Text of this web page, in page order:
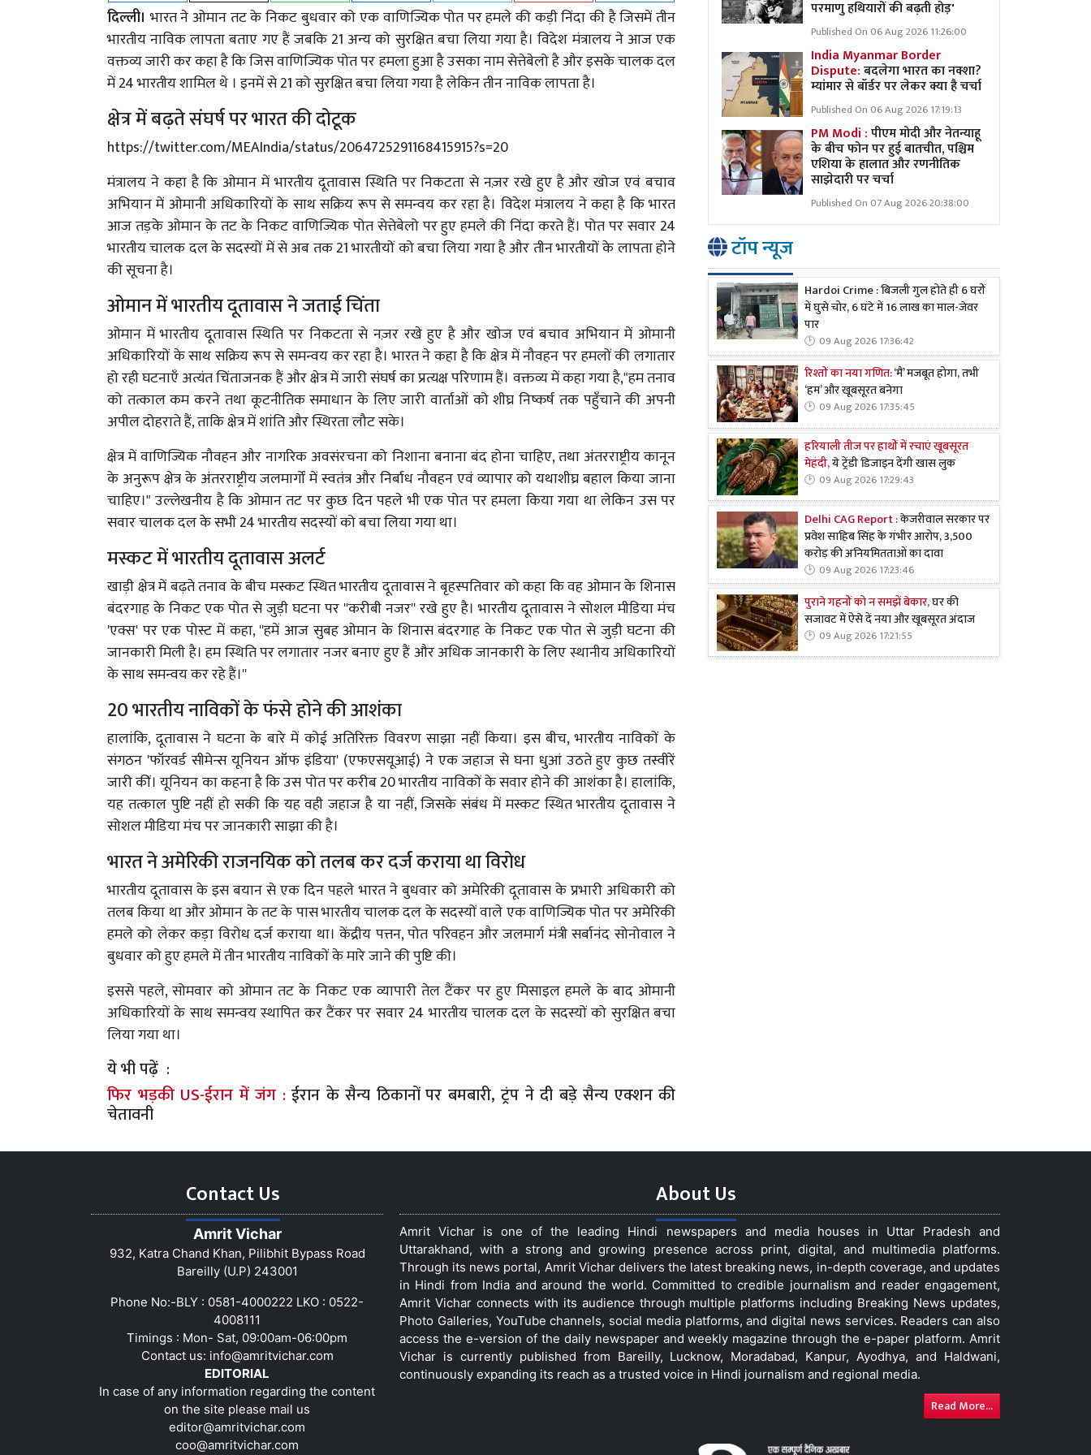
दिल्ली।भारत ने ओमान तट के निकट बुधवार को एक वाणिज्यिक पोत पर हमले की कड़ी निंदा की है जिसमें तीन
भारतीय नाविक लापता बताए गए हैं जबकि 21 अन्य को सुरक्षित बचा लिया गया है। विदेश मंत्रालय ने आज एक
वक्तव्य जारी कर कहा है कि जिस वाणिज्यिक पोत पर हमला हुआ है उसका नाम सेत्तेबेलो है और इसके चालक दल
में 24 भारतीय शामिल थे । इनमें से 21 को सुरक्षित बचा लिया गया है लेकिन तीन नाविक लापता है।
क्षेत्र में बढ़ते संघर्ष पर भारत की दोटूक
https://twitter.com/MEAIndia/status/2064725291168415915?s=20
मंत्रालय ने कहा है कि ओमान में भारतीय दूतावास स्थिति पर निकटता से नज़र रखे हुए है और खोज एवं बचाव
अभियान में ओमानी अधिकारियों के साथ सक्रिय रूप से समन्वय कर रहा है। विदेश मंत्रालय ने कहा है कि भारत
आज तड़के ओमान के तट के निकट वाणिज्यिक पोत सेत्तेबेलो पर हुए हमले की निंदा करते हैं। पोत पर सवार 24
भारतीय चालक दल के सदस्यों में से अब तक 21 भारतीयों को बचा लिया गया है और तीन भारतीयों के लापता होने
की सूचना है।
ओमान में भारतीय दूतावास ने जताई चिंता
ओमान में भारतीय दूतावास स्थिति पर निकटता से नज़र रखे हुए है और खोज एवं बचाव अभियान में ओमानी
अधिकारियों के साथ सक्रिय रूप से समन्वय कर रहा है। भारत ने कहा है कि क्षेत्र में नौवहन पर हमलों की लगातार
हो रही घटनाएँ अत्यंत चिंताजनक हैं और क्षेत्र में जारी संघर्ष का प्रत्यक्ष परिणाम हैं। वक्तव्य में कहा गया है,"हम तनाव
को तत्काल कम करने तथा कूटनीतिक समाधान के लिए जारी वार्ताओं को शीघ्र निष्कर्ष तक पहुँचाने की अपनी
अपील दोहराते हैं, ताकि क्षेत्र में शांति और स्थिरता लौट सके।
क्षेत्र में वाणिज्यिक नौवहन और नागरिक अवसंरचना को निशाना बनाना बंद होना चाहिए, तथा अंतरराष्ट्रीय कानून
के अनुरूप क्षेत्र के अंतरराष्ट्रीय जलमार्गों में स्वतंत्र और निर्बाध नौवहन एवं व्यापार को यथाशीघ्र बहाल किया जाना
चाहिए।" उल्लेखनीय है कि ओमान तट पर कुछ दिन पहले भी एक पोत पर हमला किया गया था लेकिन उस पर
सवार चालक दल के सभी 24 भारतीय सदस्यों को बचा लिया गया था।
मस्कट में भारतीय दूतावास अलर्ट
खाड़ी क्षेत्र में बढ़ते तनाव के बीच मस्कट स्थित भारतीय दूतावास ने बृहस्पतिवार को कहा कि वह ओमान के शिनास
बंदरगाह के निकट एक पोत से जुड़ी घटना पर ''करीबी नजर'' रखे हुए है। भारतीय दूतावास ने सोशल मीडिया मंच
'एक्स' पर एक पोस्ट में कहा, ''हमें आज सुबह ओमान के शिनास बंदरगाह के निकट एक पोत से जुड़ी घटना की
जानकारी मिली है। हम स्थिति पर लगातार नजर बनाए हुए हैं और अधिक जानकारी के लिए स्थानीय अधिकारियों
के साथ समन्वय कर रहे हैं।''
20 भारतीय नाविकों के फंसे होने की आशंका
हालांकि, दूतावास ने घटना के बारे में कोई अतिरिक्त विवरण साझा नहीं किया। इस बीच, भारतीय नाविकों के
संगठन 'फॉरवर्ड सीमेन्स यूनियन ऑफ इंडिया' (एफएसयूआई) ने एक जहाज से घना धुआं उठते हुए कुछ तस्वीरें
जारी कीं। यूनियन का कहना है कि उस पोत पर करीब 20 भारतीय नाविकों के सवार होने की आशंका है। हालांकि,
यह तत्काल पुष्टि नहीं हो सकी कि यह वही जहाज है या नहीं, जिसके संबंध में मस्कट स्थित भारतीय दूतावास ने
सोशल मीडिया मंच पर जानकारी साझा की है।
भारत ने अमेरिकी राजनयिक को तलब कर दर्ज कराया था विरोध
भारतीय दूतावास के इस बयान से एक दिन पहले भारत ने बुधवार को अमेरिकी दूतावास के प्रभारी अधिकारी को
तलब किया था और ओमान के तट के पास भारतीय चालक दल के सदस्यों वाले एक वाणिज्यिक पोत पर अमेरिकी
हमले को लेकर कड़ा विरोध दर्ज कराया था। केंद्रीय पत्तन, पोत परिवहन और जलमार्ग मंत्री सर्बानंद सोनोवाल ने
बुधवार को हुए हमले में तीन भारतीय नाविकों के मारे जाने की पुष्टि की।
इससे पहले, सोमवार को ओमान तट के निकट एक व्यापारी तेल टैंकर पर हुए मिसाइल हमले के बाद ओमानी
अधिकारियों के साथ समन्वय स्थापित कर टैंकर पर सवार 24 भारतीय चालक दल के सदस्यों को सुरक्षित बचा
लिया गया था।
ये भी पढ़ें :
फिर भड़की US-ईरान में जंग : ईरान के सैन्य ठिकानों पर बमबारी, ट्रंप ने दी बड़े सैन्य एक्शन की
चेतावनी
परमाणु हथियारों की बढ़ती होड़'
Published On 06 Aug 2026 11:26:00
India Myanmar Border
Dispute:बदलेगा भारत का नक्शा?
म्यांमार से बॉर्डर पर लेकर क्या है चर्चा
Published On 06 Aug 2026 17:19:13
PM Modi :पीएम मोदी और नेतन्याहू
के बीच फोन पर हुई बातचीत, पश्चिम
एशिया के हालात और रणनीतिक
साझेदारी पर चर्चा
Published On 07 Aug 2026 20:38:00
टॉप न्यूज
Hardoi Crime : बिजली गुल होते ही 6 घरों
में घुसे चोर, 6 घंटे में 16 लाख का माल-जेवर
पार
09 Aug 2026 17:36:42
रिश्तों का नया गणित:‘मैं’ मजबूत होगा, तभी
‘हम’ और खूबसूरत बनेगा
09 Aug 2026 17:35:45
हरियाली तीज पर हाथों में रचाएं खूबसूरत
मेहंदी,ये ट्रेंडी डिजाइन देंगी खास लुक
09 Aug 2026 17:29:43
Delhi CAG Report :केजरीवाल सरकार पर
प्रवेश साहिब सिंह के गंभीर आरोप, 3,500
करोड़ की अनियमितताओं का दावा
09 Aug 2026 17:23:46
पुराने गहनों को न समझें बेकार,घर की
सजावट में ऐसे दें नया और खूबसूरत अंदाज
09 Aug 2026 17:21:55
Contact Us
Amrit Vichar
932, Katra Chand Khan, Pilibhit Bypass Road
Bareilly (U.P) 243001
Phone No:-BLY : 0581-4000222 LKO : 0522-
4008111
Timings : Mon- Sat, 09:00am-06:00pm
Contact us: info@amritvichar.com
EDITORIAL
In case of any information regarding the content
on the site please mail us
editor@amritvichar.com
coo@amritvichar.com
About Us
Amrit Vichar is one of the leading Hindi newspapers and media houses in Uttar Pradesh and
Uttarakhand, with a strong and growing presence across print, digital, and multimedia platforms.
Through its news portal, Amrit Vichar delivers the latest breaking news, in-depth coverage, and updates
in Hindi from India and around the world. Committed to credible journalism and reader engagement,
Amrit Vichar connects with its audience through multiple platforms including Breaking News updates,
Photo Galleries, YouTube channels, social media platforms, and digital news services. Readers can also
access the e-version of the daily newspaper and weekly magazine through the e-paper platform. Amrit
Vichar is currently published from Bareilly, Lucknow, Moradabad, Kanpur, Ayodhya, and Haldwani,
continuously expanding its reach as a trusted voice in Hindi journalism and regional media.
Read More...